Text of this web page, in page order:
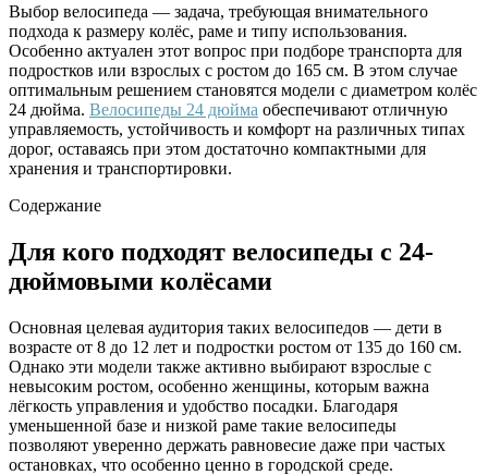
Выбор велосипеда — задача, требующая внимательного
подхода к размеру колёс, раме и типу использования.
Особенно актуален этот вопрос при подборе транспорта для
подростков или взрослых с ростом до 165 см. В этом случае
оптимальным решением становятся модели с диаметром колёс
24 дюйма. Велосипеды 24 дюйма обеспечивают отличную
управляемость, устойчивость и комфорт на различных типах
дорог, оставаясь при этом достаточно компактными для
хранения и транспортировки.
Содержание
Для кого подходят велосипеды с 24-
дюймовыми колёсами
Основная целевая аудитория таких велосипедов — дети в
возрасте от 8 до 12 лет и подростки ростом от 135 до 160 см.
Однако эти модели также активно выбирают взрослые с
невысоким ростом, особенно женщины, которым важна
лёгкость управления и удобство посадки. Благодаря
уменьшенной базе и низкой раме такие велосипеды
позволяют уверенно держать равновесие даже при частых
остановках, что особенно ценно в городской среде.